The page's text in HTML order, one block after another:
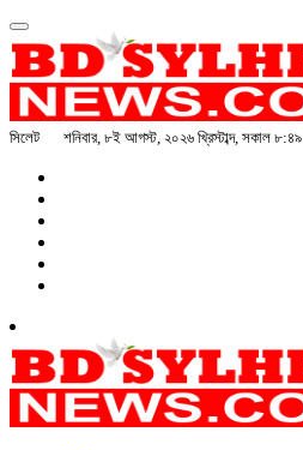
সিলেট শনিবার, ৮ই আগস্ট, ২০২৬ খ্রিস্টাব্দ, সকাল ৮:৪৯